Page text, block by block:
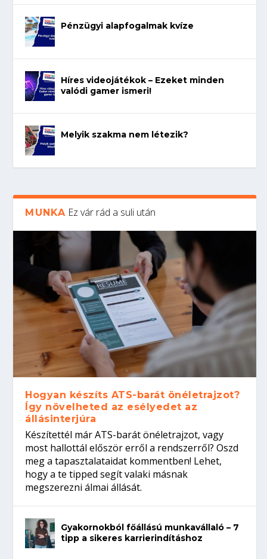
Pénzügyi alapfogalmak kvíze
Híres videojátékok – Ezeket minden
valódi gamer ismeri!
Melyik szakma nem létezik?
MUNKA Ez vár rád a suli után
Hogyan készíts ATS-barát önéletrajzot?
Így növelheted az esélyedet az
állásinterjúra
Készítettél már ATS-barát önéletrajzot, vagy
most hallottál először erről a rendszerről? Oszd
meg a tapasztalataidat kommentben! Lehet,
hogy a te tipped segít valaki másnak
megszerezni álmai állását.
Gyakornokból főállású munkavállaló – 7
tipp a sikeres karrierindításhoz